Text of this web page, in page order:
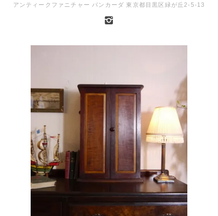
アンティークファニチャー パンカーダ 東京都目黒区緑が丘2-5-13